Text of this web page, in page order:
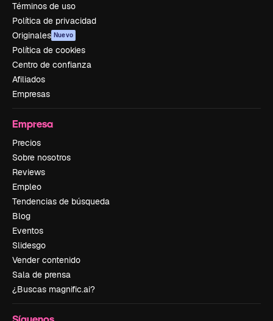
Términos de uso
Política de privacidad
Originales Nuevo
Política de cookies
Centro de confianza
Afiliados
Empresas
Empresa
Precios
Sobre nosotros
Reviews
Empleo
Tendencias de búsqueda
Blog
Eventos
Slidesgo
Vender contenido
Sala de prensa
¿Buscas magnific.ai?